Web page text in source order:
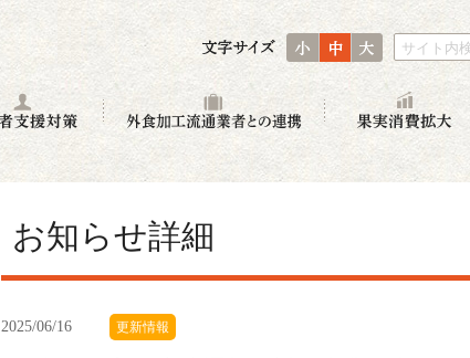
小 中 サイト内
生産者支援対策 外食加工流通業者と
お知らせ詳細
2025/06/16 更新情報